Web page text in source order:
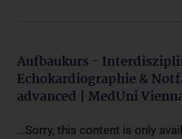
Aufbaukurs -
Echokardiographie &
advanced | MedUni
...Sorry, this content is only